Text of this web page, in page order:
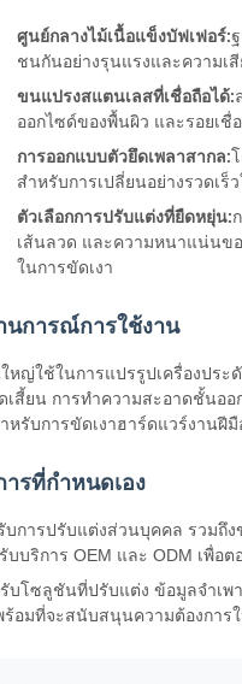
ศูนย์กลางไม้เนื้อแข็งบัฟเฟอร์:
ชนกันอย่างรุนแรงและความเ
ขนแปรงสแตนเลสที่เชื่อถือได้:
ออกไซด์ของพื้นผิว และรอยเชื่
การออกแบบตัวยึดเพลาสากล:
สำหรับการเปลี่ยนอย่างรวดเ
ตัวเลือกการปรับแต่งที่ยืดหยุ่น:
เส้นลวด และความหนาแน่นข
ในการขัดเงา
นการณ์การใช้งาน
หญ่ใช้ในการแปรรูปเครื่องปร
เสี้ยน การทำความสะอาดชั้นอ
หรับการขัดเงาฮาร์ดแวร์งานฝี
ารที่กำหนดเอง
บการปรับแต่งส่วนบุคคล รวมถึ
บบริการ OEM และ ODM เพื่อ
บโซลูชันที่ปรับแต่ง ข้อมูลจำเพ
ร้อมที่จะสนับสนุนความต้องกา